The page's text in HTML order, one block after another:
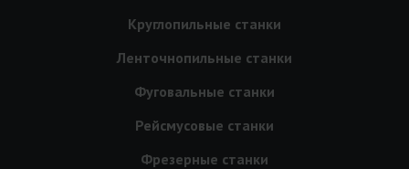
Круглопильные станки
Ленточнопильные станки
Фуговальные станки
Рейсмусовые станки
Фрезерные станки